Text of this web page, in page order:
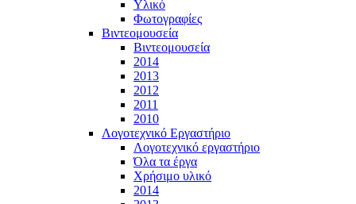
Υλικό
Φωτογραφίες
Βιντεομουσεία
Βιντεομουσεία
2014
2013
2012
2011
2010
Λογοτεχνικό Εργαστήριο
Λογοτεχνικό εργαστήριο
Όλα τα έργα
Χρήσιμο υλικό
2014